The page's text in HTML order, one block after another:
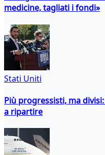
medicine, tagliati i fondi»
Stati Uniti
Più progressisti, ma
a ripartire